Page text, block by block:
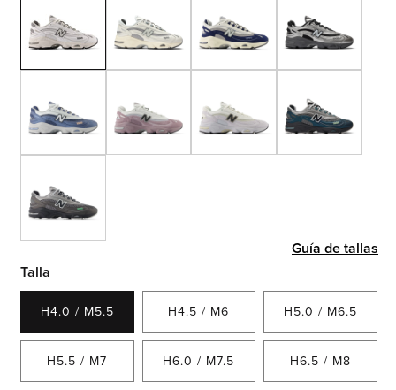
Talla
H4.0 / M5.5 H4.5 / M6 H5.0 / M6.5
H5.5 / M7 H6.0 / M7.5 H6.5 / M8
Guía de tallas